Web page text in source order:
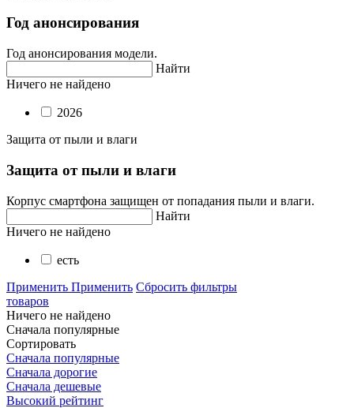
Год анонсирования
Год анонсирования модели.
Найти
Ничего не найдено
2026
Защита от пыли и влаги
Защита от пыли и влаги
Корпус смартфона защищен от попадания пыли и влаги.
Найти
Ничего не найдено
есть
Применить Применить Сбросить фильтры
товаров
Ничего не найдено
Сначала популярные
Сортировать
Сначала популярные
Сначала дорогие
Сначала дешевые
Высокий рейтинг